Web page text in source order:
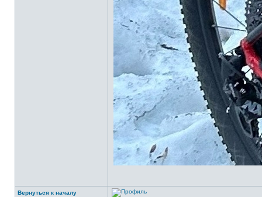
Вернуться к началу